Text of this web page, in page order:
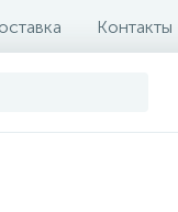
Контакты